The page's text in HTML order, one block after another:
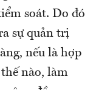
soát. Do đó
sự quản trị
nếu là hợp
nào, làm